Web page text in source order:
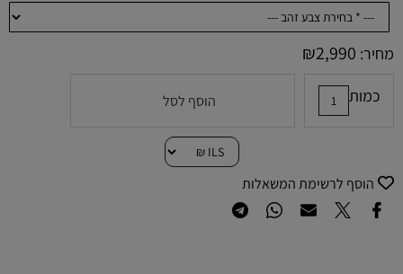
מחיר: ₪2,990
כמות הוסף לסל
הוסף לרשימת המשאלות